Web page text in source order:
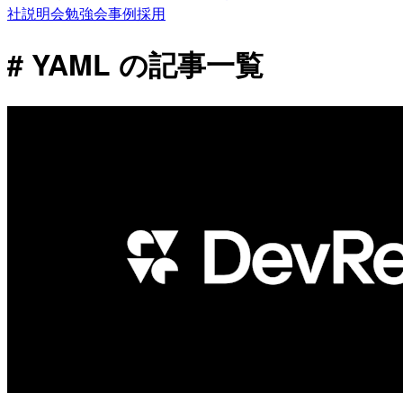
社説明会勉強会事例採用
# YAML の記事一覧